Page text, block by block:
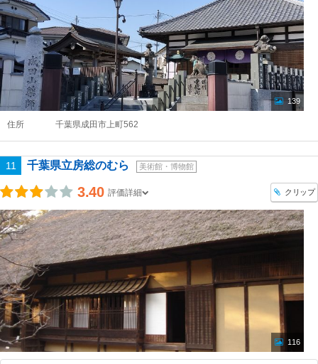
139
住所 千葉県成田市上町562
11 千葉県立房総のむら 美術館・博物館
3.40 評価詳細 クリップ
116